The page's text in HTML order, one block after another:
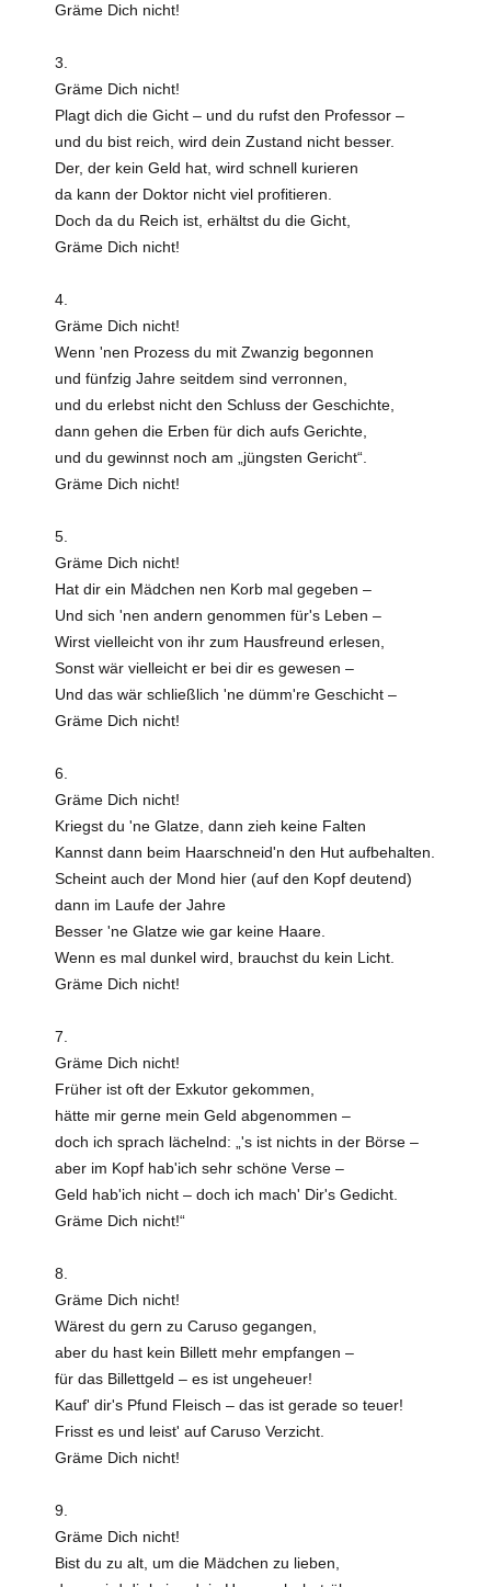
Gräme Dich nicht!
3.
Gräme Dich nicht!
Plagt dich die Gicht – und du rufst den Professor –
und du bist reich, wird dein Zustand nicht besser.
Der, der kein Geld hat, wird schnell kurieren
da kann der Doktor nicht viel profitieren.
Doch da du Reich ist, erhältst du die Gicht,
Gräme Dich nicht!
4.
Gräme Dich nicht!
Wenn 'nen Prozess du mit Zwanzig begonnen
und fünfzig Jahre seitdem sind verronnen,
und du erlebst nicht den Schluss der Geschichte,
dann gehen die Erben für dich aufs Gerichte,
und du gewinnst noch am „jüngsten Gericht“.
Gräme Dich nicht!
5.
Gräme Dich nicht!
Hat dir ein Mädchen nen Korb mal gegeben –
Und sich 'nen andern genommen für's Leben –
Wirst vielleicht von ihr zum Hausfreund erlesen,
Sonst wär vielleicht er bei dir es gewesen –
Und das wär schließlich 'ne dümm're Geschicht –
Gräme Dich nicht!
6.
Gräme Dich nicht!
Kriegst du 'ne Glatze, dann zieh keine Falten
Kannst dann beim Haarschneid'n den Hut aufbehalten.
Scheint auch der Mond hier (auf den Kopf deutend)
dann im Laufe der Jahre
Besser 'ne Glatze wie gar keine Haare.
Wenn es mal dunkel wird, brauchst du kein Licht.
Gräme Dich nicht!
7.
Gräme Dich nicht!
Früher ist oft der Exkutor gekommen,
hätte mir gerne mein Geld abgenommen –
doch ich sprach lächelnd: „'s ist nichts in der Börse –
aber im Kopf hab'ich sehr schöne Verse –
Geld hab'ich nicht – doch ich mach' Dir's Gedicht.
Gräme Dich nicht!“
8.
Gräme Dich nicht!
Wärest du gern zu Caruso gegangen,
aber du hast kein Billett mehr empfangen –
für das Billettgeld – es ist ungeheuer!
Kauf' dir's Pfund Fleisch – das ist gerade so teuer!
Frisst es und leist' auf Caruso Verzicht.
Gräme Dich nicht!
9.
Gräme Dich nicht!
Bist du zu alt, um die Mädchen zu lieben,